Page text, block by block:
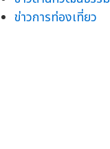
ข่าวการท่องเที่ยว